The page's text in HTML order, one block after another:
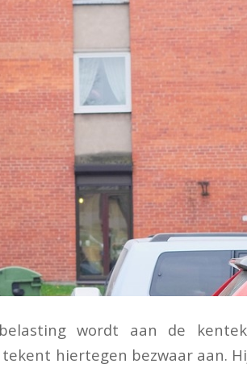
wordt aan de
hiertegen bezwaar aan.